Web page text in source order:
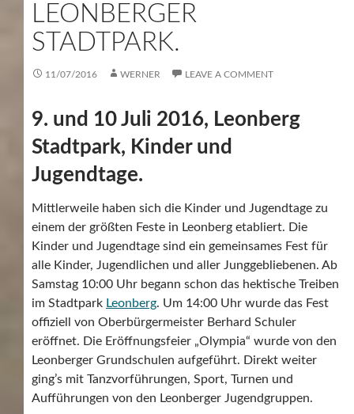
LEONBERGER
STADTPARK.
11/07/2016 WERNER LEAVE A COMMENT
9. und 10 Juli 2016, Leonberg
Stadtpark, Kinder und
Jugendtage.
Mittlerweile haben sich die Kinder und Jugendtage zu
einem der größten Feste in Leonberg etabliert. Die
Kinder und Jugendtage sind ein gemeinsames Fest für
alle Kinder, Jugendlichen und aller Junggebliebenen. Ab
Samstag 10:00 Uhr begann schon das hektische Treiben
im Stadtpark Leonberg. Um 14:00 Uhr wurde das Fest
offiziell von Oberbürgermeister Berhard Schuler
eröffnet. Die Eröffnungsfeier „Olympia“ wurde von den
Leonberger Grundschulen aufgeführt. Direkt weiter
ging’s mit Tanzvorführungen, Sport, Turnen und
Aufführungen von den Leonberger Jugendgruppen.